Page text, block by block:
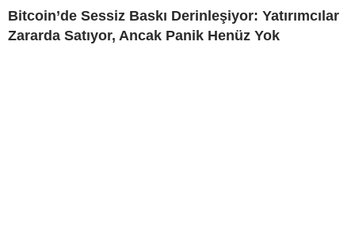
Bitcoin’de Sessiz Baskı Derinleşiyor: Yatırımcılar
Zararda Satıyor, Ancak Panik Henüz Yok